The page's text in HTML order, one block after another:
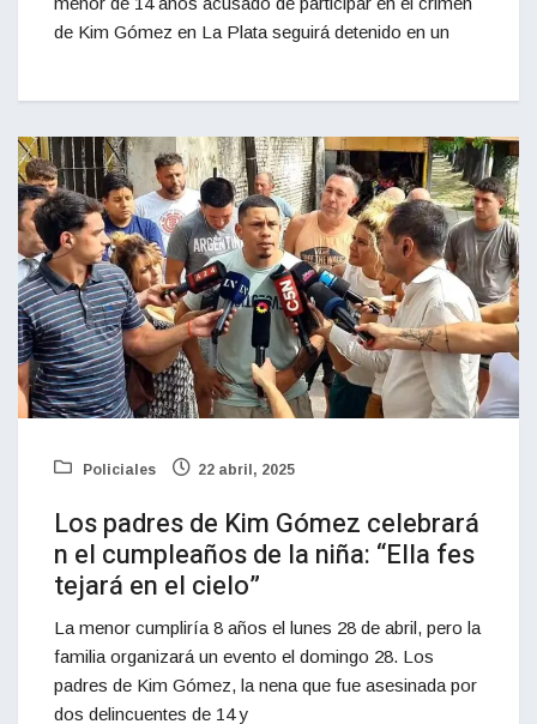
de Kim Gómez en La Plata seguirá detenido en un
Policiales 22 abril, 2025
Los padres de Kim Gómez celebrará
n el cumpleaños de la niña: “Ella fes
tejará en el cielo”
La menor cumpliría 8 años el lunes 28 de abril, pero la
familia organizará un evento el domingo 28. Los
padres de Kim Gómez, la nena que fue asesinada por
dos delincuentes de 14 y